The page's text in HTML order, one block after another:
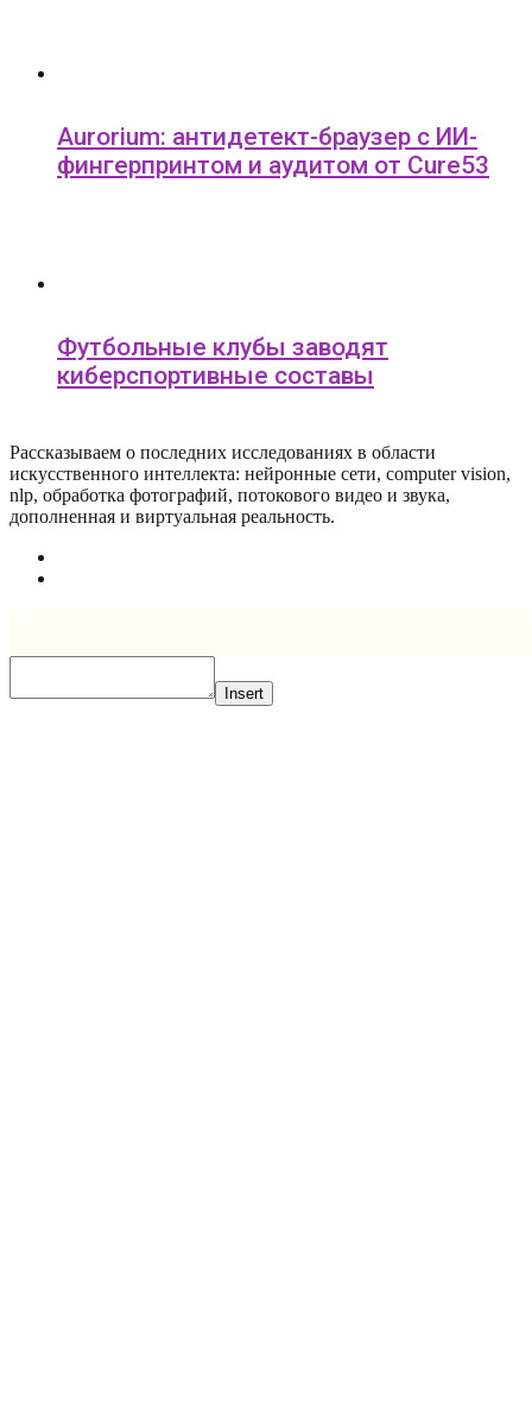
Aurorium: антидетект-браузер с ИИ-
фингерпринтом и аудитом от Cure53
Футбольные клубы заводят
киберспортивные составы
Рассказываем о последних исследованиях в области
искусcтвенного интеллекта: нейронные сети, computer vision,
nlp, обработка фотографий, потокового видео и звука,
дополненная и виртуальная реальность.
Insert